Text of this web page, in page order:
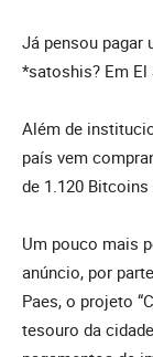
Já pensou pagar
*satoshis? Em El
Além de
país vem
de 1.120
Um pouco mais
anúncio, por
Paes, o projeto
tesouro da